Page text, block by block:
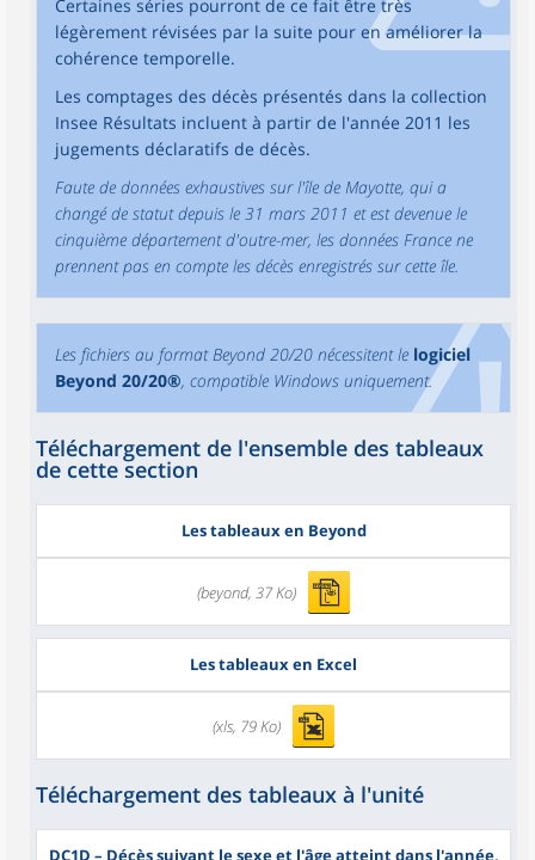
Certaines séries pourront de ce fait être très
légèrement révisées par la suite pour en améliorer la
cohérence temporelle.
Les comptages des décès présentés dans la collection
Insee Résultats incluent à partir de l'année 2011 les
jugements déclaratifs de décès.
Faute de données exhaustives sur l'île de Mayotte, qui a
changé de statut depuis le 31 mars 2011 et est devenue le
cinquième département d'outre-mer, les données France ne
prennent pas en compte les décès enregistrés sur cette île.
Les fichiers au format Beyond 20/20 nécessitent le logiciel
Beyond 20/20®, compatible Windows uniquement.
Téléchargement de l'ensemble des tableaux
de cette section
Les tableaux en Beyond
(beyond, 37 Ko)
Les tableaux en Excel
(xls, 79 Ko)
Téléchargement des tableaux à l'unité
DC1D – Décès suivant le sexe et l'âge atteint dans l'année,